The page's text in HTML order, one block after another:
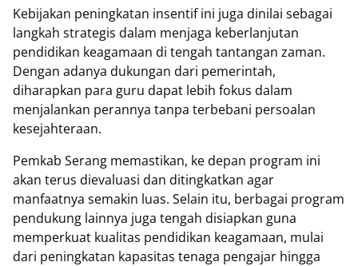
Kebijakan peningkatan insentif ini juga dinilai sebagai
langkah strategis dalam menjaga keberlanjutan
pendidikan keagamaan di tengah tantangan zaman.
Dengan adanya dukungan dari pemerintah,
diharapkan para guru dapat lebih fokus dalam
menjalankan perannya tanpa terbebani persoalan
kesejahteraan.
Pemkab Serang memastikan, ke depan program ini
akan terus dievaluasi dan ditingkatkan agar
manfaatnya semakin luas. Selain itu, berbagai program
pendukung lainnya juga tengah disiapkan guna
memperkuat kualitas pendidikan keagamaan, mulai
dari peningkatan kapasitas tenaga pengajar hingga